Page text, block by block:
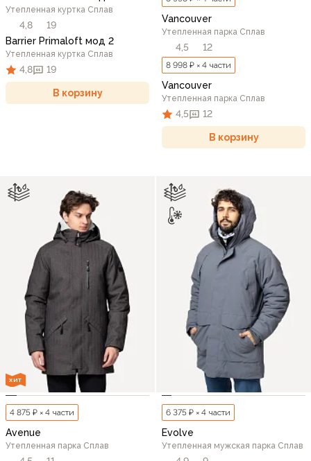
Утепленная куртка Сплав
4,8
19
Barrier Primaloft мод 2
Утепленная куртка Сплав
4,8 19
В корзину
Vancouver
Утепленная парка Сплав
4,5 12
8 998 ₽ × 4 части
Vancouver
Утепленная парка Сплав
4,5 12
В корзину
ХИТ
4 875 ₽ × 4 части
Avenue
Утепленная парка Сплав
6 375 ₽ × 4 части
Evolve
Утепленная мужская парка Сплав